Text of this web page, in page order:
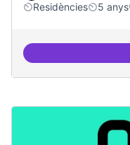
Residències
5 anys